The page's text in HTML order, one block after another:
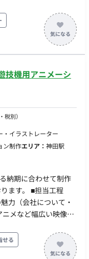
り、新しいツールを
始
リモート：火木リモ
技機用アニメーシ
税別）
・イラストレーター
ン制作エリア： 神田駅
納期に合わせて制作
担当工程
メなど幅広い映像制
ーションをとる観点
は持参を予定してお
せる